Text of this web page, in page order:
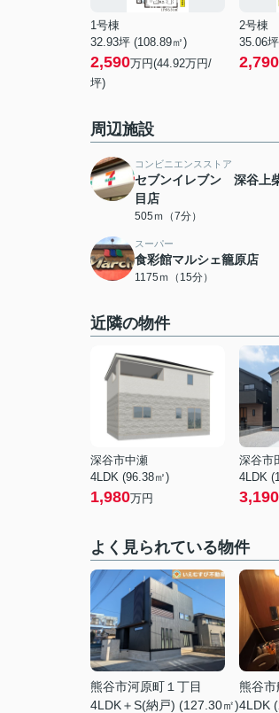
1号棟
32.93坪 (108.89㎡)
2,590万円(44.92万円/
坪)
2号棟
35.06
2,790
周辺施設
コンビニエンスストア
セブンイレブン 深谷上
目店
505ｍ（7分）
スーパー
食彩館マルシェ籠原店
1175ｍ（15分）
近隣の物件
深谷市中瀬
4LDK (96.38㎡)
1,980万円
深谷市
4LDK
3,190
よく見られている物件
熊谷市河原町１丁目
4LDK＋S(納戸) (127.30㎡)
熊谷市
4LDK